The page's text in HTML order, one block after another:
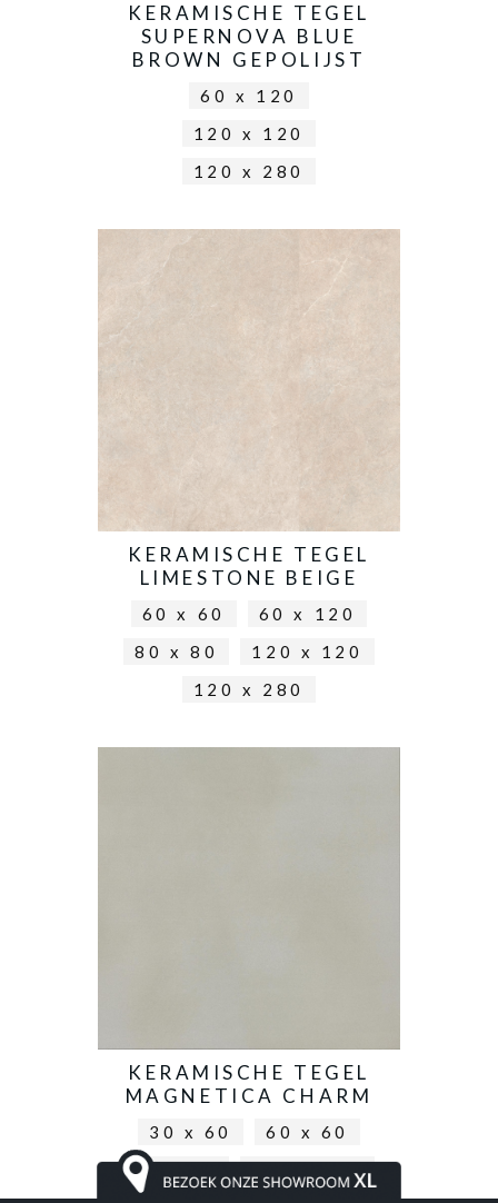
KERAMISCHE TEGEL
SUPERNOVA BLUE
BROWN GEPOLIJST
60 x 120
120 x 120
120 x 280
KERAMISCHE TEGEL
LIMESTONE BEIGE
60 x 60
60 x 120
80 x 80
120 x 120
120 x 280
KERAMISCHE TEGEL
MAGNETICA CHARM
30 x 60
60 x 60
80 x 80
120 x 120